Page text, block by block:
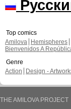
Top comics
Amilova
Hemispheres
Bienvenidos A
Genre
Action
Design -
THE AMILOVA PROJECT